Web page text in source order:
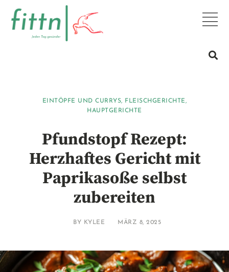
EINTÖPFE UND CURRYS, FLEISCHGERICHTE,
HAUPTGERICHTE
Pfundstopf Rezept:
Herzhaftes Gericht mit
Paprikasoße selbst
zubereiten
BY KYLEE MÄRZ 8, 2025